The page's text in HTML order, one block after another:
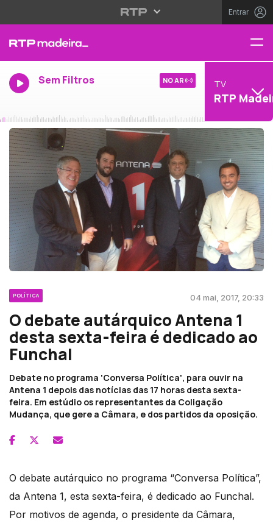
Entrar
Sem Filtros NO AR TV
RTP
POLÍTICA 04 mai, 2017, 20:33
O debate autárquico Antena 1
desta sexta-feira é dedicado ao
Funchal
Debate no programa 'Conversa Política', para ouvir na
Antena 1 depois das notícias das 17 horas desta sexta-
feira. Em estúdio os representantes da Coligação
Mudança, que gere a Câmara, e dos partidos da oposição.
O debate autárquico no programa “Conversa Política”,
da Antena 1, esta sexta-feira, é dedicado ao Funchal.
Por motivos de agenda, o presidente da Câmara,